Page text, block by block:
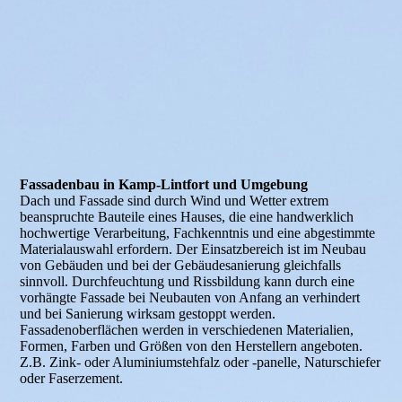
Fassaden­bau in Kamp-Lintfort und Umgebung
Dach und Fassade sind durch Wind und Wetter extrem
beanspruchte Bauteile eines Hauses, die eine handwerklich
hochwertige Verarbeitung, Fachkenntnis und eine abgestimmte
Mate­rial­auswahl erfordern. Der Einsatzbereich ist im Neubau
von Gebäuden und bei der Gebäu­desanierung gleichfalls
sinnvoll. Durchfeuchtung und Rissbildung kann durch eine
vorhängte Fassade bei Neubauten von Anfang an verhindert
und bei Sanierung wirksam gestoppt werden.
Fassadenoberflächen werden in verschiedenen Materialien,
Formen, Farben und Größen von den Herstellern angeboten.
Z.B. Zink- oder Aluminiumstehfalz oder -panelle, Naturschiefer
oder Faserzement.